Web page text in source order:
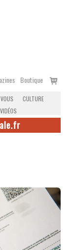
Boutique
Voir
CULTURE
VIDÉOS